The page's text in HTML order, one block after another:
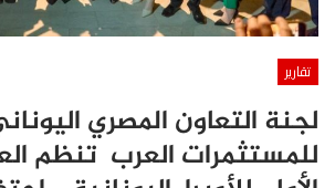
تقارير
لجنة التعاون المصري
للمستثمرات العرب تنظم